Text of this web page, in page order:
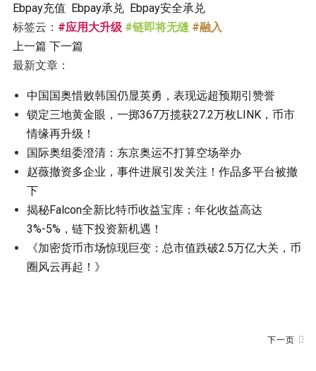
Ebpay充值 Ebpay承兑 Ebpay安全承兑
标签云： #应用大升级 #链即将无缝 #融入
上一篇 下一篇
最新文章：
中国国奥惜败韩国仍显英勇，表现远超预期引赞誉
锁定三地黄金眼，一掷367万揽获27.2万枚LINK，币市
情缘再升级！
国际奥组委澄清：东京奥运不打算空场举办
赵薇撤资多企业，事件进展引发关注！作品多平台被撤
下
揭秘Falcon全新比特币收益宝库：年化收益高达
3%-5%，链下投资新机遇！
《加密货币市场惊现巨变：总市值跌破2.5万亿大关，币
圈风云再起！》
下一页